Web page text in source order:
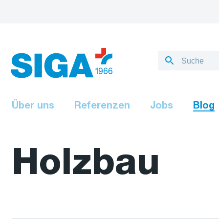
Über uns Referenzen Jobs Blog
Holzbau